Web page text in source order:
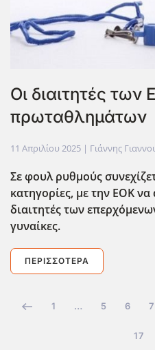
Οι διαιτητές των
πρωταθλημάτων
11 Απριλίου 2025 | Γιάννης
Σε φουλ ρυθμούς
κατηγορίες, με την ΕΟΚ να
διαιτητές των
γυναίκες.
ΠΕΡΙΣΣΌΤΕΡΑ
1 … 5 6 7
17